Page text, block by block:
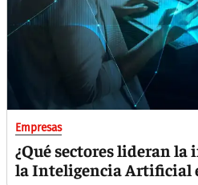
Empresas
¿Qué sectores lideran
la Inteligencia Artificial